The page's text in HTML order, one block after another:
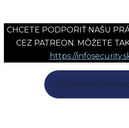
CHCETE PODPORIŤ NAŠU
CEZ PATREON. MÔŽETE
https://
Podporte